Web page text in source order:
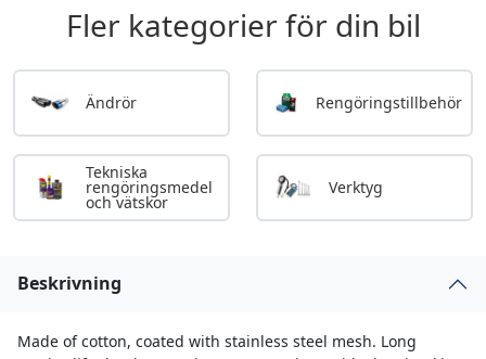
Fler kategorier för din bil
Ändrör Rengöringstillbehör
Tekniska
rengöringsmedel
och vätskor
Verktyg
Beskrivning
Made of cotton, coated with stainless steel mesh. Long